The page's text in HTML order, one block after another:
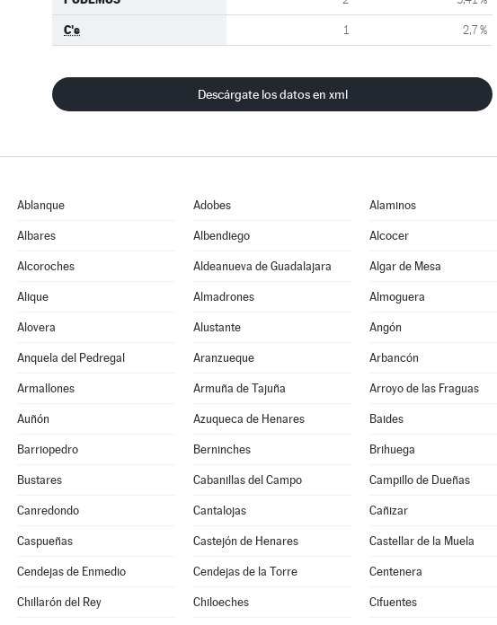
C's 1 2,7 %
Descárgate los datos en xml
Ablanque Adobes Alaminos
Albares Albendiego Alcocer
Alcoroches Aldeanueva de Guadalajara Algar de Mesa
Alique Almadrones Almoguera
Alovera Alustante Angón
Anquela del Pedregal Aranzueque Arbancón
Armallones Armuña de Tajuña Arroyo de las Fraguas
Auñón Azuqueca de Henares Baides
Barriopedro Berninches Brihuega
Bustares Cabanillas del Campo Campillo de Dueñas
Canredondo Cantalojas Cañizar
Caspueñas Castejón de Henares Castellar de la Muela
Cendejas de Enmedio Cendejas de la Torre Centenera
Chillarón del Rey Chiloeches Cifuentes